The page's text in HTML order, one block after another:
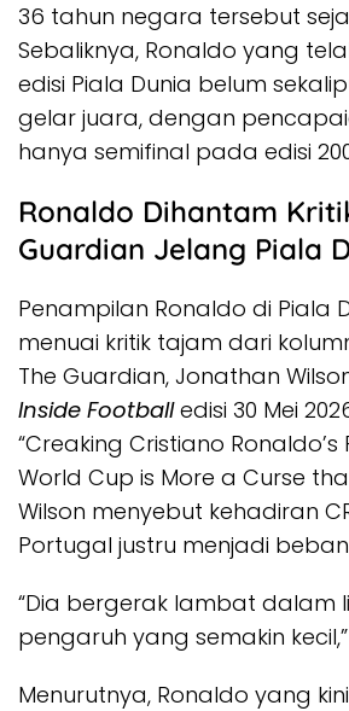
36 tahun negara tersebut
Sebaliknya, Ronaldo yang
edisi Piala Dunia belum
gelar juara, dengan
hanya semifinal pada edisi
Ronaldo Dihantam
Guardian Jelang Piala
Penampilan Ronaldo di Piala
menuai kritik tajam dari
The Guardian, Jonathan
Inside Footballedisi 30 Mei
“Creaking Cristiano
World Cup is More a Curse
Wilson menyebut kehadiran
Portugal justru menjadi
“Dia bergerak lambat dalam
pengaruh yang semakin
Menurutnya, Ronaldo yang